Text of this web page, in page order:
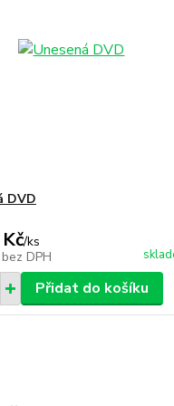
DVD
/ks
bez DPH
Přidat do košíku